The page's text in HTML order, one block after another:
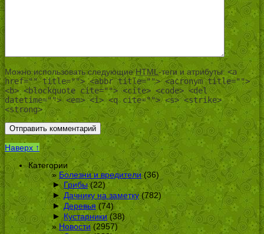
Можно использовать следующиеHTML-теги и атрибуты:<a
href="" title=""> <abbr title=""> <acronym title="">
<b> <blockquote cite=""> <cite> <code> <del
datetime=""> <em> <i> <q cite=""> <s> <strike>
<strong>
Наверх ↑
Категории
Болезни и вредители(36)
► Грибы(22)
► Дачнику на заметку(782)
► Деревья (74)
► Кустарники(38)
Новости(2957)